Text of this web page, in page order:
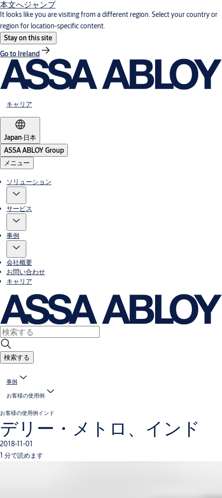
本文へジャンプ
It looks like you are visiting from a different region. Select your country or
region for location-specific content.
Stay on this site
Go to Ireland
キャリア
Japan·日本
ASSA ABLOY Group
メニュー
ソリューション
サービス
事例
会社概要
お問い合わせ
キャリア
検索する
事例
お客様の使用例
お客様の使用例インド
デリー・メトロ、インド
2018-11-01
1 分で読めます